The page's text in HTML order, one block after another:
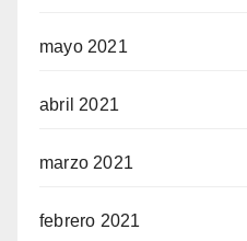
mayo 2021
abril 2021
marzo 2021
febrero 2021